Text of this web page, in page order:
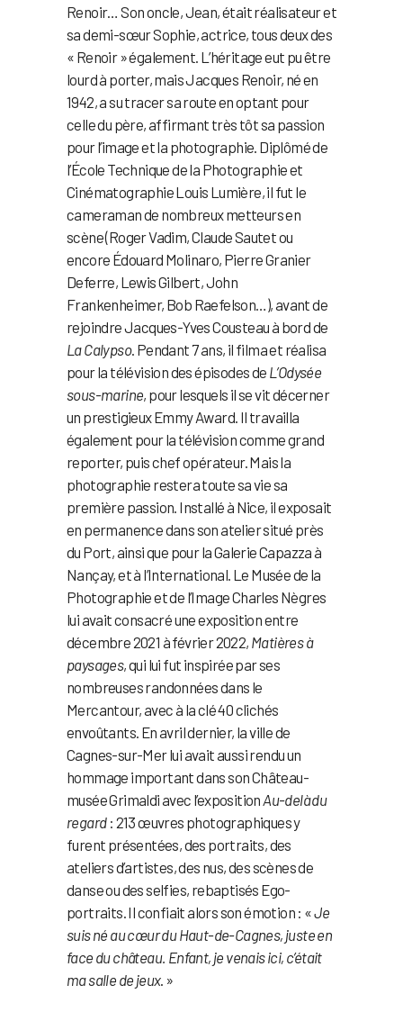
Renoir… Son oncle, Jean, était réalisateur et
sa demi-sœur Sophie, actrice, tous deux des
« Renoir » également. L’héritage eut pu être
lourd à porter, mais Jacques Renoir, né en
1942, a su tracer sa route en optant pour
celle du père, affirmant très tôt sa passion
pour l’image et la photographie. Diplômé de
l’École Technique de la Photographie et
Cinématographie Louis Lumière, il fut le
cameraman de nombreux metteurs en
scène (Roger Vadim, Claude Sautet ou
encore Édouard Molinaro, Pierre Granier
Deferre, Lewis Gilbert, John
Frankenheimer, Bob Raefelson…), avant de
rejoindre Jacques-Yves Cousteau à bord de
La Calypso. Pendant 7 ans, il filma et réalisa
pour la télévision des épisodes de L’Odysée
sous-marine, pour lesquels il se vit décerner
un prestigieux Emmy Award. Il travailla
également pour la télévision comme grand
reporter, puis chef opérateur. Mais la
photographie restera toute sa vie sa
première passion. Installé à Nice, il exposait
en permanence dans son atelier situé près
du Port, ainsi que pour la Galerie Capazza à
Nançay, et à l’International. Le Musée de la
Photographie et de l’Image Charles Nègres
lui avait consacré une exposition entre
décembre 2021 à février 2022, Matières à
paysages, qui lui fut inspirée par ses
nombreuses randonnées dans le
Mercantour, avec à la clé 40 clichés
envoûtants. En avril dernier, la ville de
Cagnes-sur-Mer lui avait aussi rendu un
hommage important dans son Château-
musée Grimaldi avec l’expositionAu-delà du
regard: 213 œuvres photographiques y
furent présentées, des portraits, des
ateliers d’artistes, des nus, des scènes de
danse ou des selfies, rebaptisés Ego-
portraits. Il confiait alors son émotion : «Je
suis né au cœur du Haut-de-Cagnes, juste en
face du château. Enfant, je venais ici, c’était
ma salle de jeux. »